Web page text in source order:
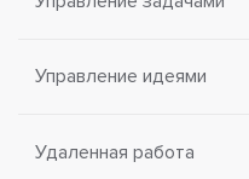
Управление идеями
Удаленная работа